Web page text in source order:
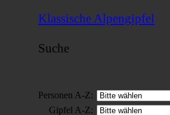
Klassische Alpengipfel
Suche
Personen A-Z:
Gipfel A-Z: